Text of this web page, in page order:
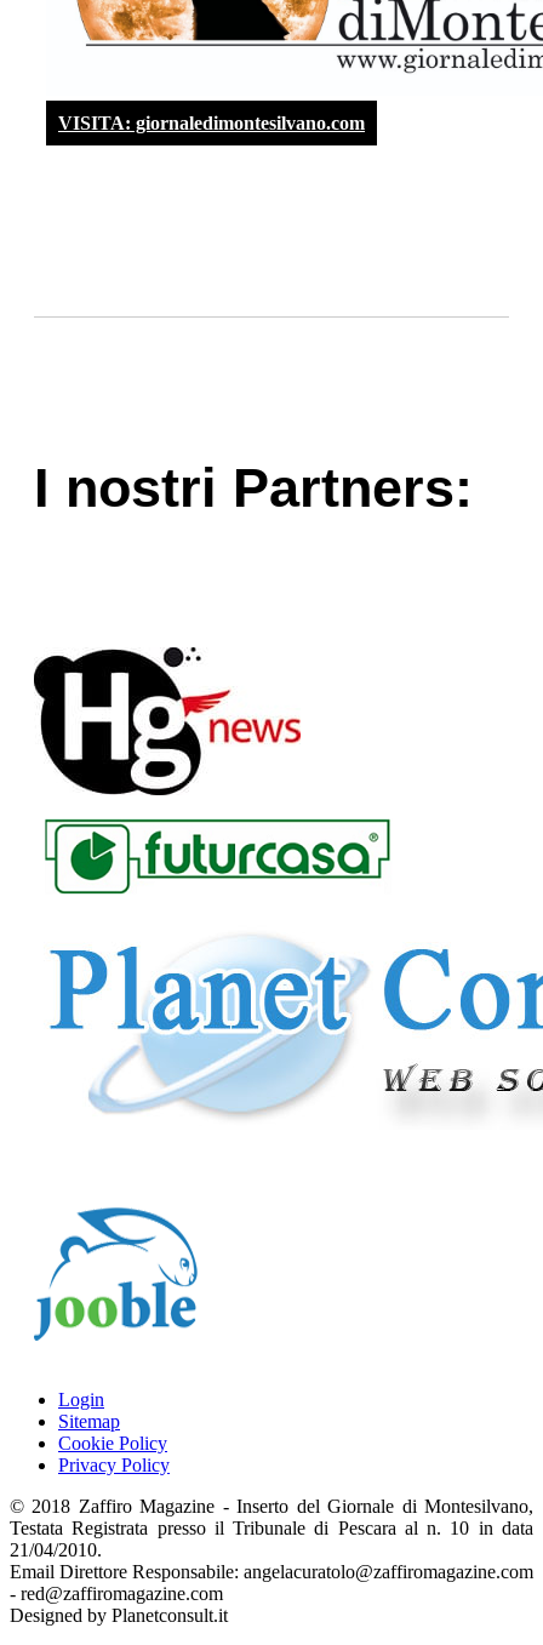
VISITA: giornaledimontesilvano.com
I nostri Partners:
Login
Sitemap
Cookie Policy
Privacy Policy
© 2018 Zaffiro Magazine - Inserto del Giornale di Montesilvano,
Testata Registrata presso il Tribunale di Pescara al n. 10 in data
21/04/2010.
Email Direttore Responsabile: angelacuratolo@zaffiromagazine.com
- red@zaffiromagazine.com
Designed by Planetconsult.it